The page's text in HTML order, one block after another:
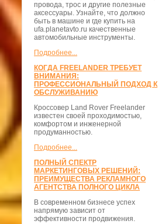
провода, трос и другие полезные
аксессуары. Узнайте, что должно
быть в машине и где купить на
ufa.planetavto.ru качественные
автомобильные инструменты.
Подробнее...
КОГДА FREELANDER ТРЕБУЕТ
ВНИМАНИЯ:
ПРОФЕССИОНАЛЬНЫЙ ПОДХОД К
ОБСЛУЖИВАНИЮ
Кроссовер Land Rover Freelander
известен своей проходимостью,
комфортом и инженерной
продуманностью.
Подробнее...
ПОЛНЫЙ СПЕКТР
МАРКЕТИНГОВЫХ РЕШЕНИЙ:
ПРЕИМУЩЕСТВА РЕКЛАМНОГО
АГЕНТСТВА ПОЛНОГО ЦИКЛА
В современном бизнесе успех
напрямую зависит от
эффективности продвижения.